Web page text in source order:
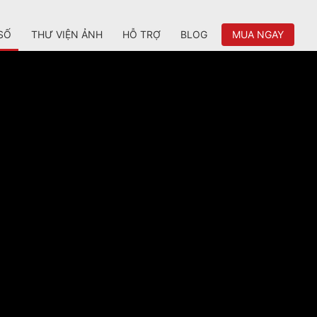
THƯ VIỆN ẢNH HỖ TRỢ BLOG MUA NGAY